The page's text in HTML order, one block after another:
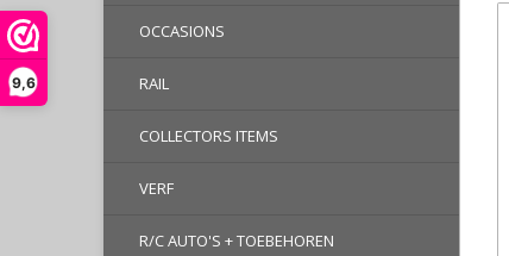
9,6
OCCASIONS
RAIL
COLLECTORS ITEMS
VERF
R/C AUTO'S + TOEBEHOREN